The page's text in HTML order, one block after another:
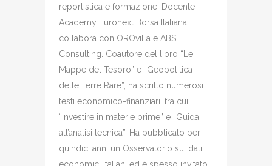
reportistica e formazione. Docente
Academy Euronext Borsa Italiana,
collabora con OROvilla e ABS
Consulting. Coautore del libro “Le
Mappe del Tesoro” e “Geopolitica
delle Terre Rare”, ha scritto numerosi
testi economico-finanziari, fra cui
“Investire in materie prime” e “Guida
all’analisi tecnica”. Ha pubblicato per
quindici anni un Osservatorio sui dati